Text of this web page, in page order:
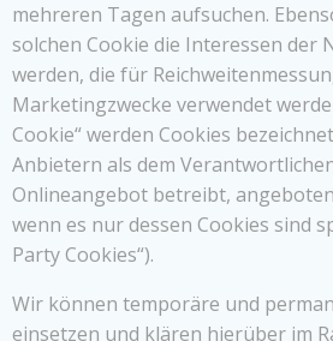
mehreren Tagen aufsuchen.
solchen Cookie die Interessen der
werden, die für
Marketingzwecke verwendet
Cookie“ werden Cookies
Anbietern als dem
Onlineangebot betreibt,
wenn es nur dessen Cookies sind
Party Cookies“).
Wir können temporäre und
einsetzen und klären hierüber im